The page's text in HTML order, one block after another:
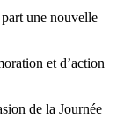
une nouvelle
et d’action
de la Journée